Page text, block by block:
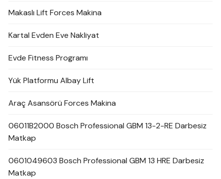
Makaslı Lift Forces Makina
Kartal Evden Eve Nakliyat
Evde Fitness Programı
Yük Platformu Albay Lift
Araç Asansörü Forces Makina
06011B2000 Bosch Professional GBM 13-2-RE Darbesiz
Matkap
0601049603 Bosch Professional GBM 13 HRE Darbesiz
Matkap